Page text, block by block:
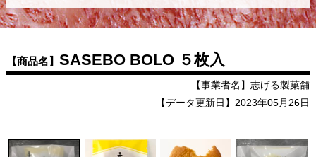
【商品名】 SASEBO BOLO ５枚入
【事業者名】志げる製菓舗
【データ更新日】2023年05月26日